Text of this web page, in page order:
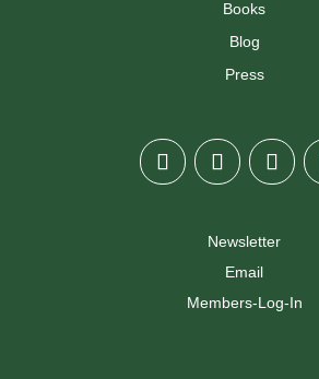
Books
Blog
Press
Newsletter
Email
Members-Log-In